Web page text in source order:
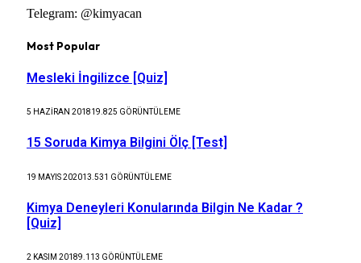
Telegram: @kimyacan
Most Popular
Mesleki İngilizce [Quiz]
5 HAZIRAN 201819.825 GÖRÜNTÜLEME
15 Soruda Kimya Bilgini Ölç [Test]
19 MAYIS 202013.531 GÖRÜNTÜLEME
Kimya Deneyleri Konularında Bilgin Ne Kadar ?
[Quiz]
2 KASIM 20189.113 GÖRÜNTÜLEME